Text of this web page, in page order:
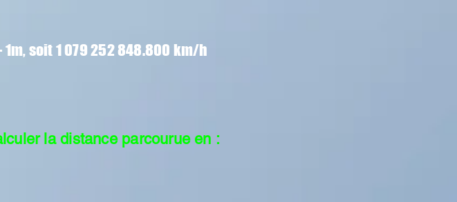
soit 1 079 252 848.800 km/h
la distance parcourue en :